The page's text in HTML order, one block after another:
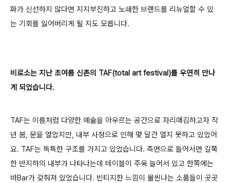
화가 신선하지 않다면 지지부진하고 노쇄한 브랜드를 리뉴얼할 수 있
는 기회를 잃어버리게 될 지도 모릅니다.
비로소는 지난 초여름 신촌의 TAF(total art festival)를 우연히 만나
게 되었습니다.
TAF는 이름처럼 다양한 예술을 아우르는 공간으로 자리매김하고자 작
년 봄, 문을 열었지만, 내부 사정으로 인해 몇 달간 열지 못하고 있었어
요. TAF는 독특한 구조를 가지고 있었습니다. 측면으로 들어서면 길쭉
한 반지하의 내부가 나타나는데 테이블이 주욱 늘어서 있고 한쪽에는
바Bar가 갖춰져 있었습니다. 빈티지한 느낌이 물씬나는 소품들이 곳곳